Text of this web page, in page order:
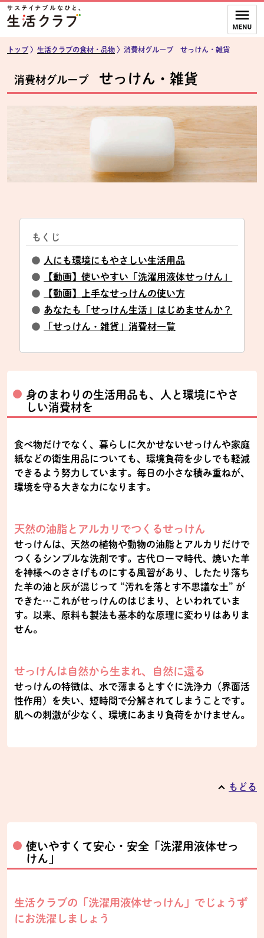
ページの先頭です。
本文へジャンプする。
トップ〉 生活クラブの食材・品物 〉消費材グループ せっけん・雑貨
消費材グループ せっけん・雑貨
もくじ
● 人にも環境にもやさしい生活用品
●
【動画】使いやすい「洗濯用液体せっけん」
●
【動画】上手なせっけんの使い方
● あなたも「せっけん生活」はじめませんか？
●
「せっけん・雑貨」消費材一覧
身のまわりの生活用品も、人と環境にやさ
しい消費材を
食べ物だけでなく、暮らしに欠かせないせっけんや家庭
紙などの衛生用品についても、環境負荷を少しでも軽減
できるよう努力しています。毎日の小さな積み重ねが、
環境を守る大きな力になります。
天然の油脂とアルカリでつくるせっけん
せっけんは、天然の植物や動物の油脂とアルカリだけで
つくるシンプルな洗剤です。古代ローマ時代、焼いた羊
を神様へのささげものにする風習があり、したたり落ち
た羊の油と灰が混じって “汚れを落とす不思議な土” が
できた…これがせっけんのはじまり、といわれていま
す。以来、原料も製法も基本的な原理に変わりはありま
せん。
せっけんは自然から生まれ、自然に還る
せっけんの特徴は、水で薄まるとすぐに洗浄力（界面活
性作用）を失い、短時間で分解されてしまうことです。
肌への刺激が少なく、環境にあまり負荷をかけません。
もどる
使いやすくて安心・安全「洗濯用液体せっ
けん」
生活クラブの「洗濯用液体せっけん」でじょうず
にお洗濯しましょう